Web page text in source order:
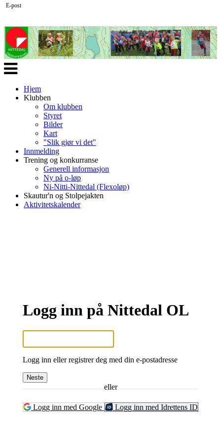
Veksle
navigasjon
Hjem
Klubben
Om klubben
Styret
Bilder
Kart
"Slik gjør vi det"
Innmelding
Trening og konkurranse
Generell informasjon
Ny på o-løp
Ni-Nitti-Nittedal (Flexoløp)
Skautur'n og Stolpejakten
Aktivitetskalender
Logg inn på Nittedal OL
E-post
Logg inn eller registrer deg med din e-postadresse
Neste
eller
Logg inn med Google Logg inn med Idrettens ID